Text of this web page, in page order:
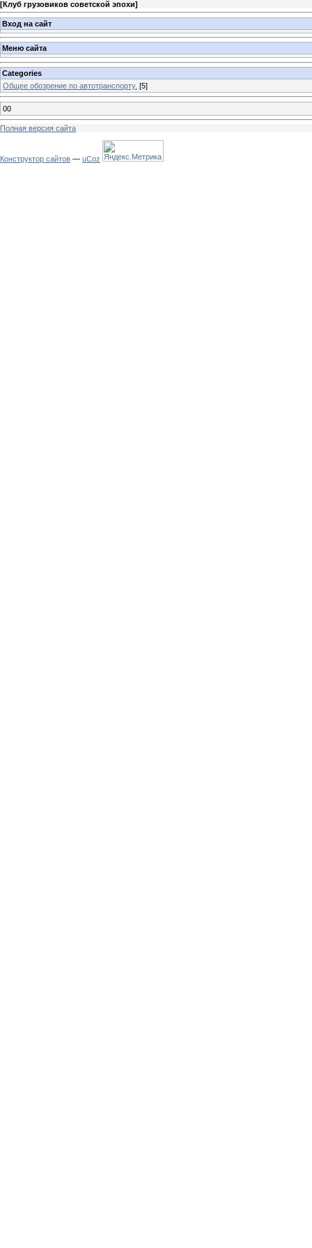
[Клуб грузовиков советской эпохи]
Вход на сайт
Меню сайта
Categories
Общее обозрение по автотранспорту. [5]
00
Полная версия сайта
Конструктор сайтов — uCoz